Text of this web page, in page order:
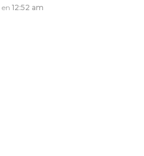
en 12:52 am